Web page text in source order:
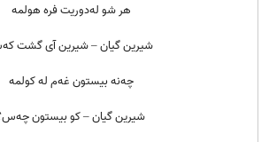
هر شو له‌دوریت فره هولمه
شیرین گیان – شیرین آی گشت
چه‌نه بیستون غه‌م له کولمه
شیرین گیان – کو بیستون